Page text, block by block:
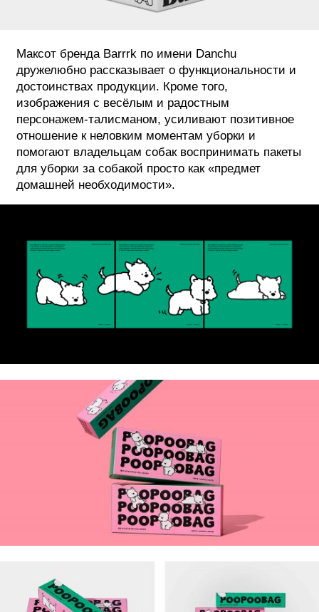
Максот бренда Barrrk по имени Danchu
дружелюбно рассказывает о функциональности и
достоинствах продукции. Кроме того,
изображения с весёлым и радостным
персонажем-талисманом, усиливают позитивное
отношение к неловким моментам уборки и
помогают владельцам собак воспринимать пакеты
для уборки за собакой просто как «предмет
домашней необходимости».